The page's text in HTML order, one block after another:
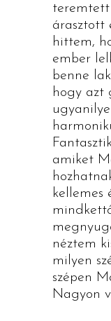
árasztott
hittem,
ember
benne
hogy azt
amiket
kellemes
néztem
milyen
szépen
Nagyon